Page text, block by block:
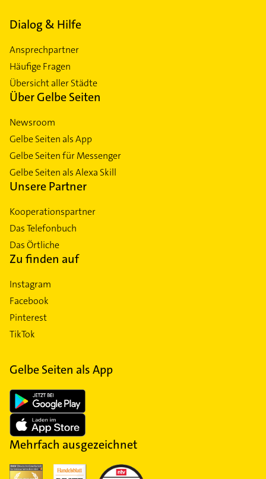
Dialog & Hilfe
Ansprechpartner
Häufige Fragen
Übersicht aller Städte
Über Gelbe Seiten
Newsroom
Gelbe Seiten als App
Gelbe Seiten für Messenger
Gelbe Seiten als Alexa Skill
Unsere Partner
Kooperationspartner
Das Telefonbuch
Das Örtliche
Zu finden auf
Instagram
Facebook
Pinterest
TikTok
Gelbe Seiten als App
Mehrfach ausgezeichnet